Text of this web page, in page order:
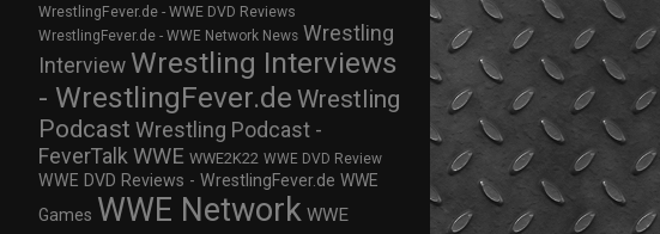
WrestlingFever.de - WWE DVD Reviews
WrestlingFever.de - WWE Network News Wrestling
Interview Wrestling Interviews
- WrestlingFever.de Wrestling
Podcast Wrestling Podcast -
FeverTalk WWE WWE2K22 WWE DVD Review
WWE DVD Reviews - WrestlingFever.de WWE
Games WWE Network WWE